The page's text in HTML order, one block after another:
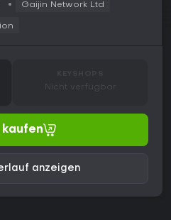
Gaijin Network Ltd
Nicht verfügbar
anzeigen